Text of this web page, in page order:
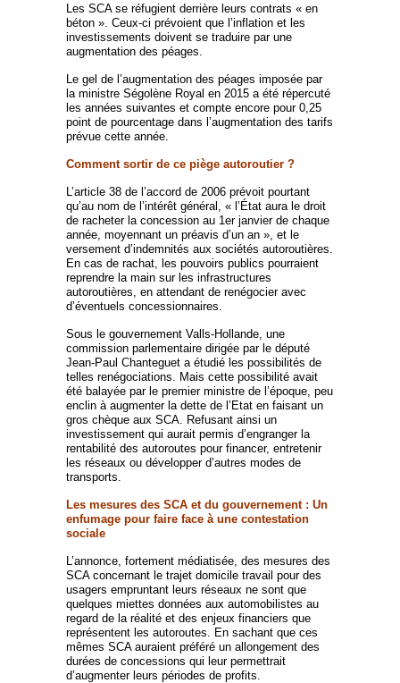
Les SCA se réfugient derrière leurs contrats « en
béton ». Ceux-ci prévoient que l’inflation et les
investissements doivent se traduire par une
augmentation des péages.
Le gel de l’augmentation des péages imposée par
la ministre Ségolène Royal en 2015 a été répercuté
les années suivantes et compte encore pour 0,25
point de pourcentage dans l’augmentation des tarifs
prévue cette année.
Comment sortir de ce piège autoroutier ?
L’article 38 de l’accord de 2006 prévoit pourtant
qu’au nom de l’intérêt général, « l’État aura le droit
de racheter la concession au 1er janvier de chaque
année, moyennant un préavis d’un an », et le
versement d’indemnités aux sociétés autoroutières.
En cas de rachat, les pouvoirs publics pourraient
reprendre la main sur les infrastructures
autoroutières, en attendant de renégocier avec
d’éventuels concessionnaires.
Sous le gouvernement Valls-Hollande, une
commission parlementaire dirigée par le député
Jean-Paul Chanteguet a étudié les possibilités de
telles renégociations. Mais cette possibilité avait
été balayée par le premier ministre de l’époque, peu
enclin à augmenter la dette de l’Etat en faisant un
gros chèque aux SCA. Refusant ainsi un
investissement qui aurait permis d’engranger la
rentabilité des autoroutes pour financer, entretenir
les réseaux ou développer d’autres modes de
transports.
Les mesures des SCA et du gouvernement : Un
enfumage pour faire face à une contestation
sociale
L’annonce, fortement médiatisée, des mesures des
SCA concernant le trajet domicile travail pour des
usagers empruntant leurs réseaux ne sont que
quelques miettes données aux automobilistes au
regard de la réalité et des enjeux financiers que
représentent les autoroutes. En sachant que ces
mêmes SCA auraient préféré un allongement des
durées de concessions qui leur permettrait
d’augmenter leurs périodes de profits.